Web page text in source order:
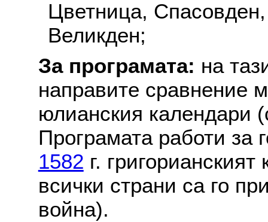
Цветница, Спасовден,
Великден;
За програмата: на
направите сравнение
юлианския календари
Програмата работи за
1582 г.
всички страни са го
война).